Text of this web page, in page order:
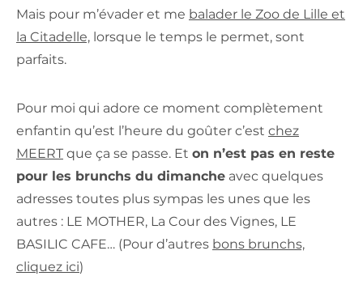
Mais pour m’évader et me balader le Zoo de Lille et
la Citadelle, lorsque le temps le permet, sont
parfaits.
Pour moi qui adore ce moment complètement
enfantin qu’est l’heure du goûter c’est chez
MEERT que ça se passe. Et on n’est pas en reste
pour les brunchs du dimanche avec quelques
adresses toutes plus sympas les unes que les
autres : LE MOTHER, La Cour des Vignes, LE
BASILIC CAFE… (Pour d’autres bons brunchs,
cliquez ici)